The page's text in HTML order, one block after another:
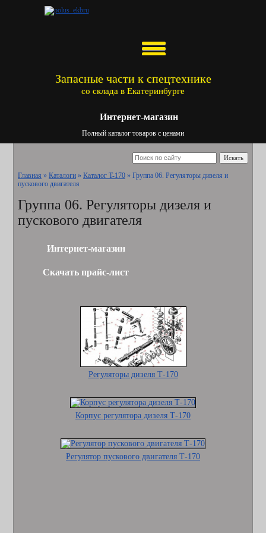
Запасные части к спецтехнике
со склада в Екатеринбурге
Интернет-магазин
Полный каталог товаров с ценами
Искать
Главная » Каталоги » Каталог T-170 » Группа 06. Регуляторы дизеля и
пускового двигателя
Группа 06. Регуляторы дизеля и
пускового двигателя
Интернет-магазин
Скачать прайс-лист
Регуляторы дизеля Т-170
Корпус регулятора дизеля Т-170
Регулятор пускового двигателя Т-170